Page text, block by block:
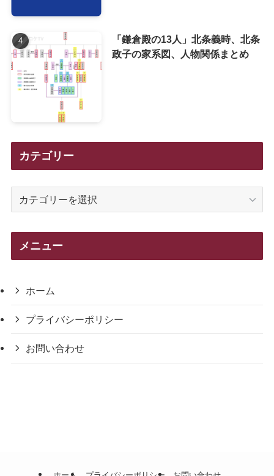
「鎌倉殿の13人」北条義時、北条
政子の家系図、人物関係まとめ
カテゴリー
メニュー
ホーム
プライバシーポリシー
お問い合わせ